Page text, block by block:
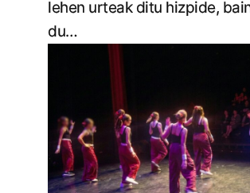
lehen urteak ditu hizpide,
du…